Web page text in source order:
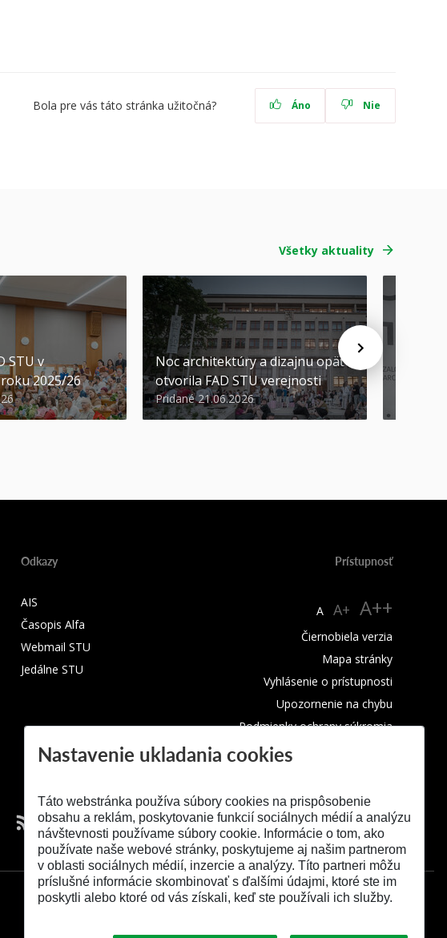
Bola pre vás táto stránka užitočná? Áno Nie
Všetky aktuality
STU v
2025/26
Noc architektúry a dizajnu opäť
otvorila FAD STU verejnosti
Pridané 21.06.2026
Odkazy
AIS
Časopis Alfa
Webmail STU
Jedálne STU
Prístupnosť
A A+ A++
Čiernobiela verzia
Mapa stránky
Vyhlásenie o prístupnosti
Upozornenie na chybu
Podmienky ochrany súkromia
Nastavenie ukladania cookies
Táto webstránka používa súbory cookies na prispôsobenie
obsahu a reklám, poskytovanie funkcií sociálnych médií a analýzu
návštevnosti používame súbory cookie. Informácie o tom, ako
používate naše webové stránky, poskytujeme aj našim partnerom
v oblasti sociálnych médií, inzercie a analýzy. Títo partneri môžu
príslušné informácie skombinovať s ďalšími údajmi, ktoré ste im
poskytli alebo ktoré od vás získali, keď ste používali ich služby.